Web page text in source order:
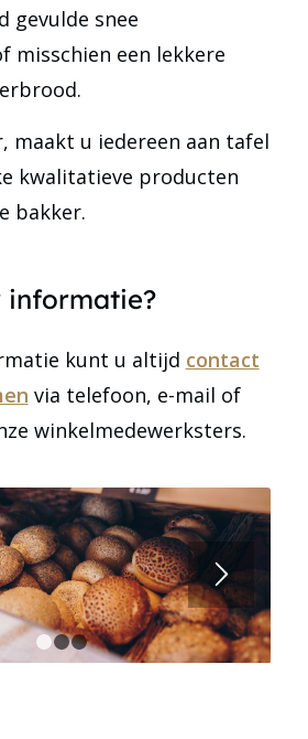
gevulde snee
misschien een lekkere
maakt u iedereen aan tafel
kwalitatieve producten
bakker.
informatie?
kunt u altijd contact
via telefoon, e-mail of
winkelmedewerksters.
1 2 3